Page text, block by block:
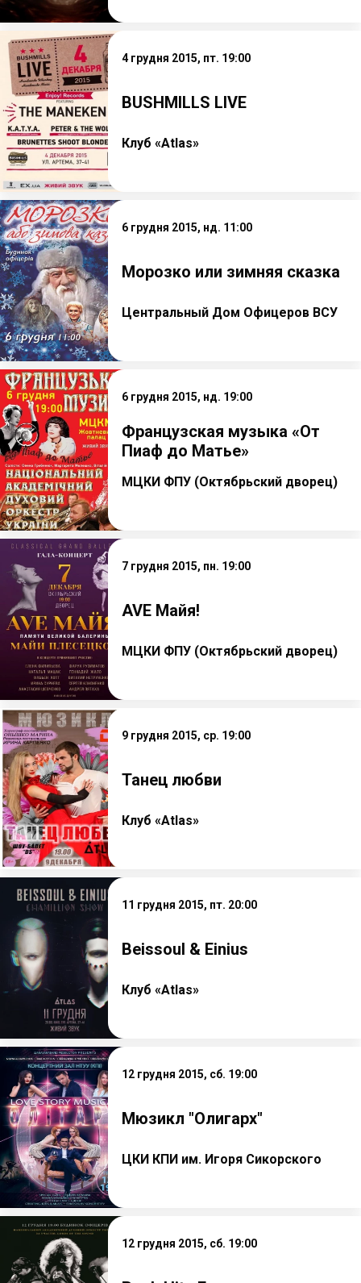
4 грудня 2015, пт. 19:00
BUSHMILLS LIVE
Клуб «Atlas»
6 грудня 2015, нд. 11:00
Морозко или зимняя сказка
Центральный Дом Офицеров ВСУ
6 грудня 2015, нд. 19:00
Французская музыка «От
Пиаф до Матье»
МЦКИ ФПУ (Октябрьский дворец)
7 грудня 2015, пн. 19:00
AVE Майя!
МЦКИ ФПУ (Октябрьский дворец)
9 грудня 2015, ср. 19:00
Танец любви
Клуб «Atlas»
11 грудня 2015, пт. 20:00
Beissoul & Einius
Клуб «Atlas»
12 грудня 2015, сб. 19:00
Мюзикл "Олигарх"
ЦКИ КПИ им. Игоря Сикорского
12 грудня 2015, сб. 19:00